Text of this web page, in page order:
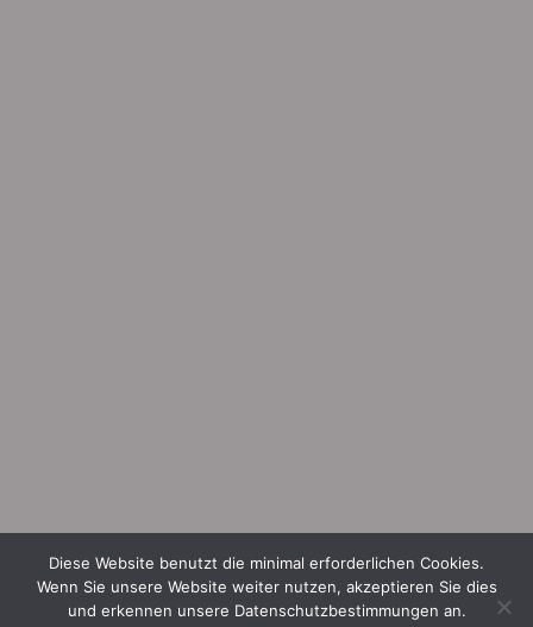
Diese Website benutzt die minimal erforderlichen Cookies.
Wenn Sie unsere Website weiter nutzen, akzeptieren Sie dies
und erkennen unsere Datenschutzbestimmungen an.